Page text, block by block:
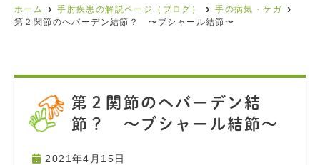
ホーム 手肘疾患の解説ページ（ブログ）
手の病気・ケガ
第２関節のヘバーデン結節？ 〜ブシャール結節〜
第２関節のヘバーデン結
節？ 〜ブシャール結節〜
2021年4月15日